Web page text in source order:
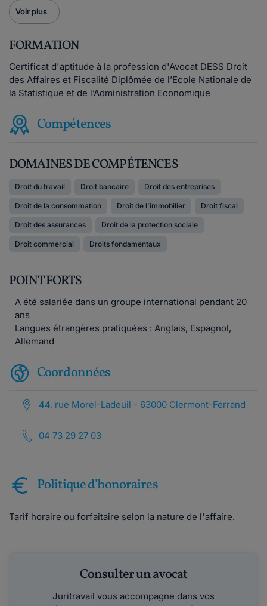
Voir plus
FORMATION
Certificat d'aptitude à la profession d'Avocat DESS Droit
des Affaires et Fiscalité Diplômée de l’Ecole Nationale de
la Statistique et de l’Administration Economique
Compétences
DOMAINES DE COMPÉTENCES
Droit du travail Droit bancaire Droit des entreprises
Droit de la consommation Droit de l'immobilier Droit fiscal
Droit des assurances Droit de la protection sociale
Droit commercial Droits fondamentaux
POINT FORTS
A été salariée dans un groupe international pendant 20
ans
Langues étrangères pratiquées : Anglais, Espagnol,
Allemand
Coordonnées
44, rue Morel-Ladeuil - 63000 Clermont-Ferrand
04 73 29 27 03
Politique d'honoraires
Tarif horaire ou forfaitaire selon la nature de l'affaire.
Consulter un avocat
Juritravail vous accompagne dans vos